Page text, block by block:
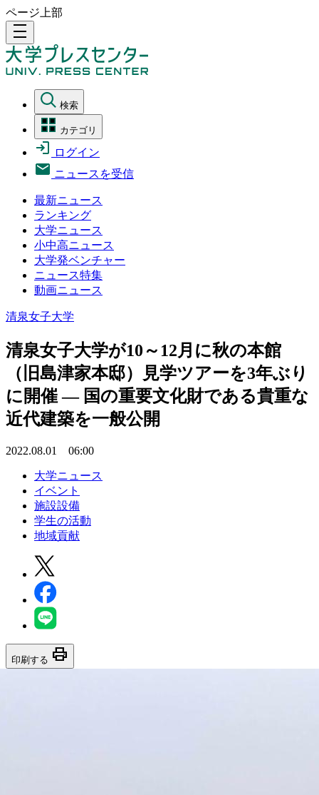
ページ上部
density_medium
検索
カテゴリ
ログイン
ニュースを受信
最新ニュース
ランキング
大学ニュース
小中高ニュース
大学発ベンチャー
ニュース特集
動画ニュース
清泉女子大学
清泉女子大学が10～12月に秋の本館
（旧島津家本邸）見学ツアーを3年ぶり
に開催 — 国の重要文化財である貴重な
近代建築を一般公開
2022.08.01 06:00
大学ニュース
イベント
施設設備
学生の活動
地域貢献
印刷する print